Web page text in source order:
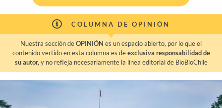
COLUMNA DE OPINIÓN
Nuestra sección deOPINIÓN es un espacio abierto, por lo que el
contenido vertido en esta columna es deexclusiva responsabilidad de
su autor,y no refleja necesariamente la línea editorial de BioBioChile